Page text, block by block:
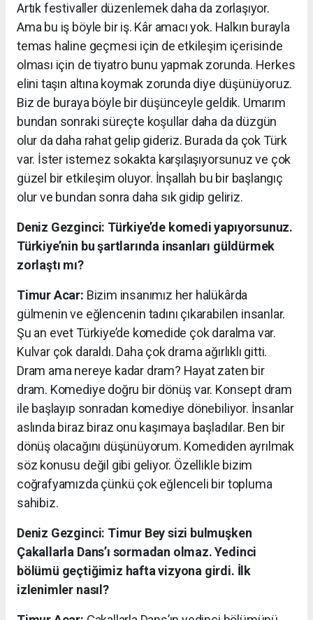
Artık festivaller düzenlemek daha da zorlaşıyor.
Ama bu iş böyle bir iş. Kâr amacı yok. Halkın burayla
temas haline geçmesi için de etkileşim içerisinde
olması için de tiyatro bunu yapmak zorunda. Herkes
elini taşın altına koymak zorunda diye düşünüyoruz.
Biz de buraya böyle bir düşünceyle geldik. Umarım
bundan sonraki süreçte koşullar daha da düzgün
olur da daha rahat gelip gideriz. Burada da çok Türk
var. İster istemez sokakta karşılaşıyorsunuz ve çok
güzel bir etkileşim oluyor. İnşallah bu bir başlangıç
olur ve bundan sonra daha sık gidip geliriz.
Deniz Gezginci: Türkiye’de komedi yapıyorsunuz.
Türkiye’nin bu şartlarında insanları güldürmek
zorlaştı mı?
Timur Acar: Bizim insanımız her halükârda
gülmenin ve eğlencenin tadını çıkarabilen insanlar.
Şu an evet Türkiye’de komedide çok daralma var.
Kulvar çok daraldı. Daha çok drama ağırlıklı gitti.
Dram ama nereye kadar dram? Hayat zaten bir
dram. Komediye doğru bir dönüş var. Konsept dram
ile başlayıp sonradan komediye dönebiliyor. İnsanlar
aslında biraz biraz onu kaşımaya başladılar. Ben bir
dönüş olacağını düşünüyorum. Komediden ayrılmak
söz konusu değil gibi geliyor. Özellikle bizim
coğrafyamızda çünkü çok eğlenceli bir topluma
sahibiz.
Deniz Gezginci: Timur Bey sizi bulmuşken
Çakallarla Dans’ı sormadan olmaz. Yedinci
bölümü geçtiğimiz hafta vizyona girdi. İlk
izlenimler nasıl?